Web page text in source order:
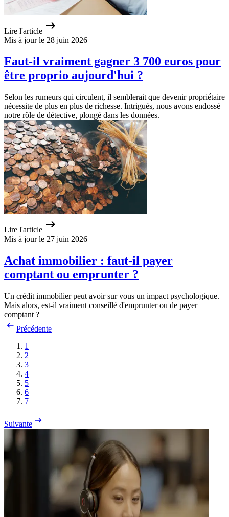
Lire l'article
Mis à jour le 28 juin 2026
Faut-il vraiment gagner 3 700 euros pour
être proprio aujourd'hui ?
Selon les rumeurs qui circulent, il semblerait que devenir propriétaire
nécessite de plus en plus de richesse. Intrigués, nous avons endossé
notre rôle de détective, plongé dans les données.
Lire l'article
Mis à jour le 27 juin 2026
Achat immobilier : faut-il payer
comptant ou emprunter ?
Un crédit immobilier peut avoir sur vous un impact psychologique.
Mais alors, est-il vraiment conseillé d'emprunter ou de payer
comptant ?
Précédente
1
2
3
4
5
6
7
Suivante